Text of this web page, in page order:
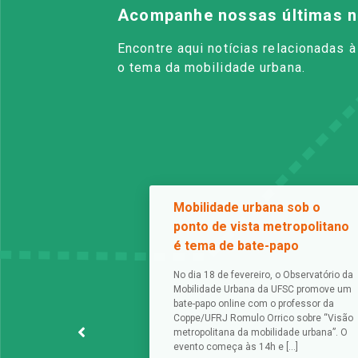
Acompanhe nossas últimas
Encontre aqui notícias relacionadas
o tema da mobilidade urbana.
Mobilidade urbana sob o
ponto de vista metropolitano
é tema de bate-papo
No dia 18 de fevereiro, o Observatório da
Mobilidade Urbana da UFSC promove um
bate-papo online com o professor da
Coppe/UFRJ Romulo Orrico sobre “Visão
metropolitana da mobilidade urbana”. O
evento começa às 14h e […]